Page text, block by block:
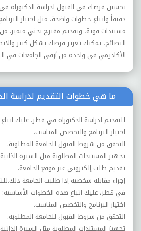
تحسين فرصك في القبول لدراسة
دقيقاً واتباع خطوات واضحة، مثل اختيار
مستندات قوية، وتقديم مقترح بحثي متميز.
النصائح، يمكنك تعزيز فرصك بشكل كبير
الأكاديمي في واحدة من أرقى الجامعات في
ما هي خطوات التقديم لدراسة
للتقديم لدراسة الدكتوراه في قطر، عليك
اختيار البرنامج والتخصص المناسب.
التحقق من شروط القبول للجامعة المطلوبة.
تجهيز المستندات المطلوبة مثل السيرة
تقديم طلب إلكتروني عبر موقع الجامعة.
إجراء مقابلة شخصية إذا طلبت الجامعة
في قطر، عليك اتباع هذه الخطوات الأساسية:
اختيار البرنامج والتخصص المناسب.
التحقق من شروط القبول للجامعة المطلوبة.